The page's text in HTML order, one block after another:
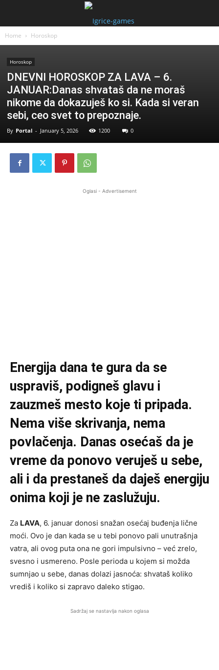
Home Horoskop
Horoskop
DNEVNI HOROSKOP ZA LAVA – 6.
JANUAR:Danas shvataš da ne moraš
nikome da dokazuješ ko si. Kada si veran
sebi, ceo svet to prepoznaje.
By Portal - January 5, 2026 1200 0
Oglasi - Advertisement
Energija dana te gura da se
uspraviš, podigneš glavu i
zauzmeš mesto koje ti pripada.
Nema više skrivanja, nema
povlačenja. Danas osećaš da je
vreme da ponovo veruješ u sebe,
ali i da prestaneš da daješ energiju
onima koji je ne zaslužuju.
Za LAVA, 6. januar donosi snažan osećaj buđenja lične
moći. Ovo je dan kada se u tebi ponovo pali unutrašnja
vatra, ali ovog puta ona ne gori impulsivno – već zrelo,
svesno i usmereno. Posle perioda u kojem si možda
sumnjao u sebe, danas dolazi jasnoća: shvataš koliko
vrediš i koliko si zapravo daleko stigao.
Sadržaj se nastavlja nakon oglasa